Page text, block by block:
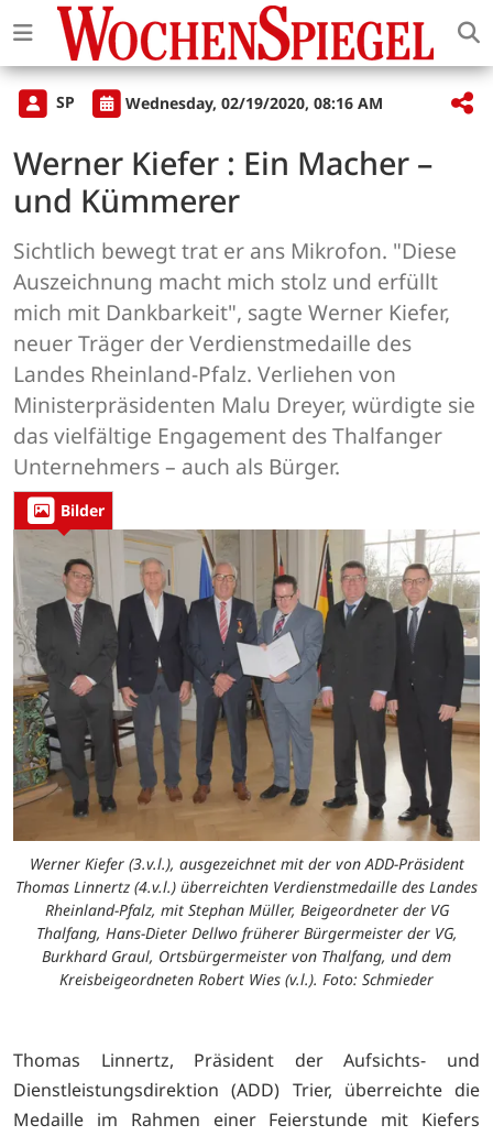
SP Wednesday, 02/19/2020, 08:16 AM
Werner Kiefer : Ein Macher –
und Kümmerer
Sichtlich bewegt trat er ans Mikrofon. "Diese
Auszeichnung macht mich stolz und erfüllt
mich mit Dankbarkeit", sagte Werner Kiefer,
neuer Träger der Verdienstmedaille des
Landes Rheinland-Pfalz. Verliehen von
Ministerpräsidenten Malu Dreyer, würdigte sie
das vielfältige Engagement des Thalfanger
Unternehmers – auch als Bürger.
Bilder
Werner Kiefer (3.v.l.), ausgezeichnet mit der von ADD-Präsident
Thomas Linnertz (4.v.l.) überreichten Verdienstmedaille des Landes
Rheinland-Pfalz, mit Stephan Müller, Beigeordneter der VG
Thalfang, Hans-Dieter Dellwo früherer Bürgermeister der VG,
Burkhard Graul, Ortsbürgermeister von Thalfang, und dem
Kreisbeigeordneten Robert Wies (v.l.). Foto: Schmieder
Thomas Linnertz, Präsident der Aufsichts- und
Dienstleistungsdirektion (ADD) Trier, überreichte die
Medaille im Rahmen einer Feierstunde mit Kiefers